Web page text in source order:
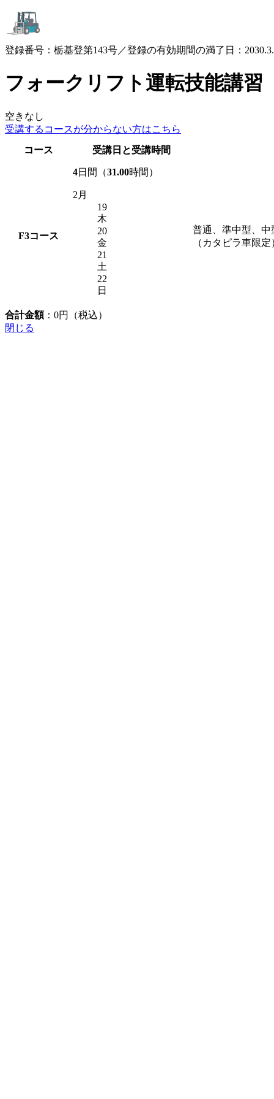
登録番号：栃基登第143号／登録の有効期間の満了日：
フォークリフト運転技能講習
空きなし
受講するコースが分からない方はこちら
コース
受講日と受講時間
F3コース
4日間（31.00時間）
2月
19
木
20
金
21
土
22
日
普通、準中型、
（カタピラ車限
合計金額： 0円（税込）
閉じる